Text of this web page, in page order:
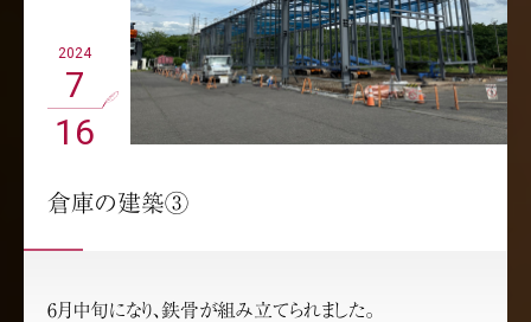
2024
7
16
倉庫の建築③
6月中旬になり、鉄骨が組み立てられました。